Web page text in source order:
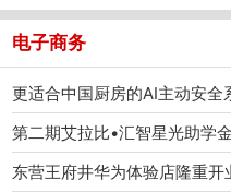
电子商务
更适合中国厨房的AI主动安全
第二期艾拉比•汇智星光助学
东营王府井华为体验店隆重开